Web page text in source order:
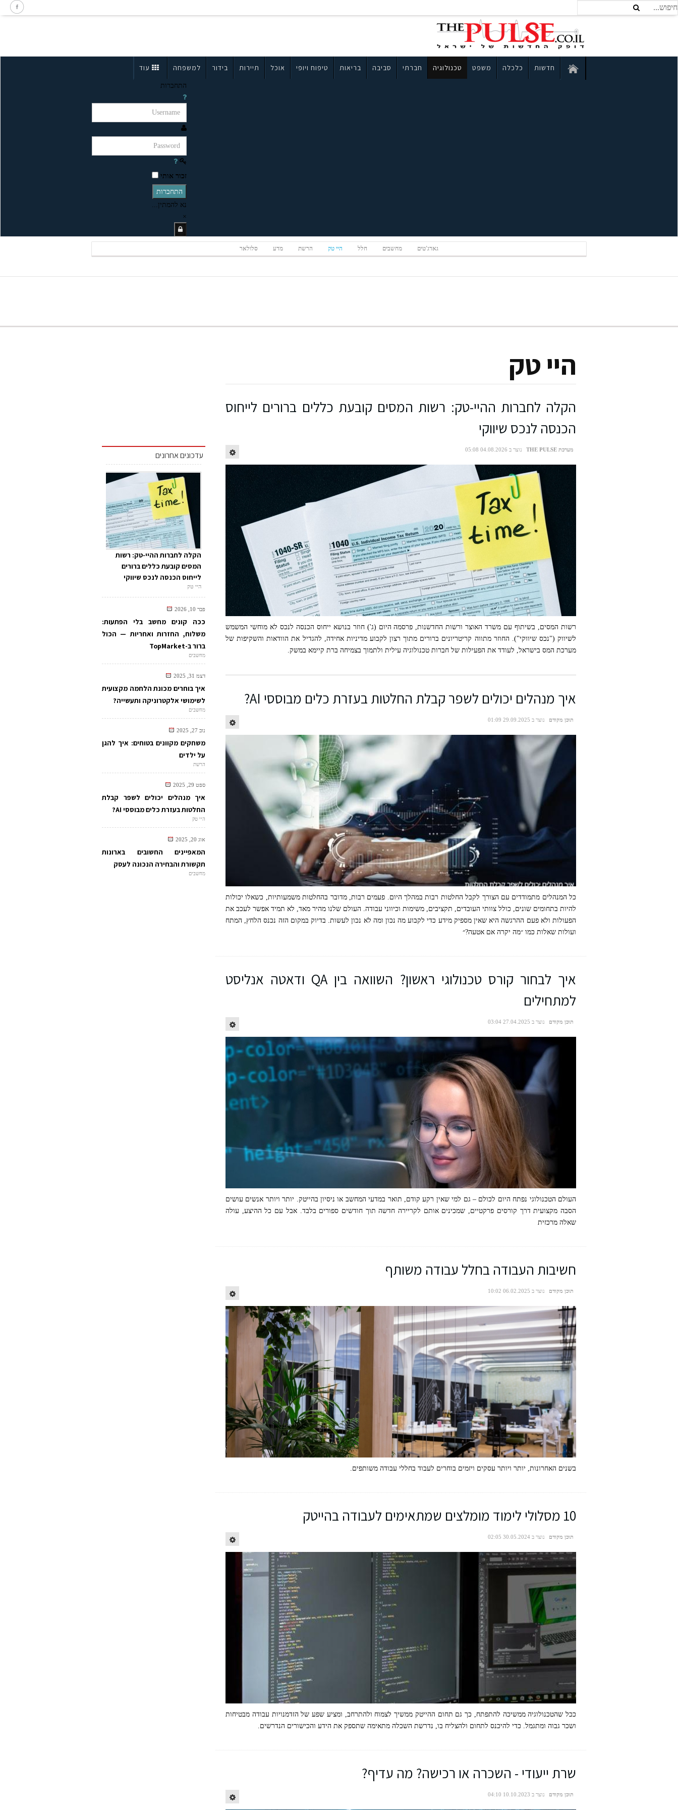
חדשות כלכלה משפט טכנולוגיה חברתי סביבה בריאות טיפוח ויופי אוכל תיירות בידור למשפחה עוד
התחברות
זכור אותי
התחברות
נא להמתין...
×
גאדג'טים מחשבים חלל היי טק הרשת מדע סלולאר
היי טק
הקלה לחברות ההיי-טק: רשות המסים קובעת כללים ברורים לייחוס
הכנסה לנכס שיווקי
מערכת THE PULSE נוצר ב 04.08.2026 05:08
מסמכי מס ומחשבון (אילוסטרציה). צילום: Nataliya Vaitkevich / Pexels
רשות המסים, בשיתוף עם משרד האוצר ורשות החדשנות, פרסמה היום (ג') חוזר בנושא ייחוס הכנסה לנכס לא מוחשי המשמש
לשיווק ("נכס שיווקי"). החוזר מתווה קריטריונים ברורים מתוך רצון לקבוע מדיניות אחידה, להגדיל את הוודאות והשקיפות של
מערכת המס בישראל, לעודד את הפעילות של חברות טכנולוגיה עילית ולתמוך בצמיחה ברת קיימא במשק.
איך מנהלים יכולים לשפר קבלת החלטות בעזרת כלים מבוססי AI?
תוכן מקודם נוצר ב 29.09.2025 01:09
תמונה: Canva Pro
כל המנהלים מתמודדים עם הצורך לקבל החלטות רבות במהלך היום. פעמים רבות, מדובר בהחלטות משמעותיות, כשאלו יכולות
להיות בתחומים שונים, כולל צוותי העובדים, תקציבים, משימות וכיווני עבודה. העולם שלנו מהיר מאד, לא תמיד אפשר לעכב את
הפעולות ולא פעם ההרגשה היא שאין מספיק מידע כדי לקבוע מה נכון ומה לא נכון לעשות. בדיוק במקום הזה נכנס הלחץ, המתח
ועולות שאלות כמו ״מה יקרה אם אטעה?״
איך לבחור קורס טכנולוגי ראשון? השוואה בין QA ודאטה אנליסט
למתחילים
תוכן מקודם נוצר ב 27.04.2025 03:04
העולם הטכנולוגי נפתח היום לכולם – גם למי שאין רקע קודם, תואר במדעי המחשב או ניסיון בהייטק. יותר ויותר אנשים עושים
הסבה מקצועית דרך קורסים פרקטיים, שמכינים אותם לקריירה חדשה תוך חודשים ספורים בלבד. אבל עם כל ההיצע, עולה
שאלה מרכזית
חשיבות העבודה בחלל עבודה משותף
תוכן מקודם נוצר ב 06.02.2025 10:02
בשנים האחרונות, יותר ויותר עסקים ויזמים בוחרים לעבוד בחללי עבודה משותפים.
10 מסלולי לימוד מומלצים שמתאימים לעבודה בהייטק
תוכן מקודם נוצר ב 30.05.2024 02:05
ככל שהטכנולוגיה ממשיכה להתפתח, כך גם תחום ההייטק ממשיך לצמוח ולהתרחב, ומציע שפע של הזדמנויות עבודה מבטיחות
ושכר גבוה ומתגמל. כדי להיכנס לתחום ולהצליח בו, נדרשת השכלה מתאימה שתספק את הידע והכישורים הנדרשים.
שרת ייעודי - השכרה או רכישה? מה עדיף?
תוכן מקודם נוצר ב 10.10.2023 04:10
עדכונים אחרונים
הקלה לחברות ההיי-טק: רשות
המסים קובעת כללים ברורים
לייחוס הכנסה לנכס שיווקי
היי טק
פבר 10, 2026
ככה קונים מחשב בלי הפתעות:
משלוח, החזרות ואחריות — הכול
ברור ב-TopMarket
מחשבים
דצמ 31, 2025
איך בוחרים מכונת הלחמה מקצועית
לשימושי אלקטרוניקה ותעשייה?
מחשבים
נוב 27, 2025
משחקים מקוונים בטוחים: איך להגן
על ילדים
הרשת
ספט 29, 2025
איך מנהלים יכולים לשפר קבלת
החלטות בעזרת כלים מבוססי AI?
היי טק
אוג 20, 2025
המאפיינים החשובים בארונות
תקשורת והבחירה הנכונה לעסק
מחשבים